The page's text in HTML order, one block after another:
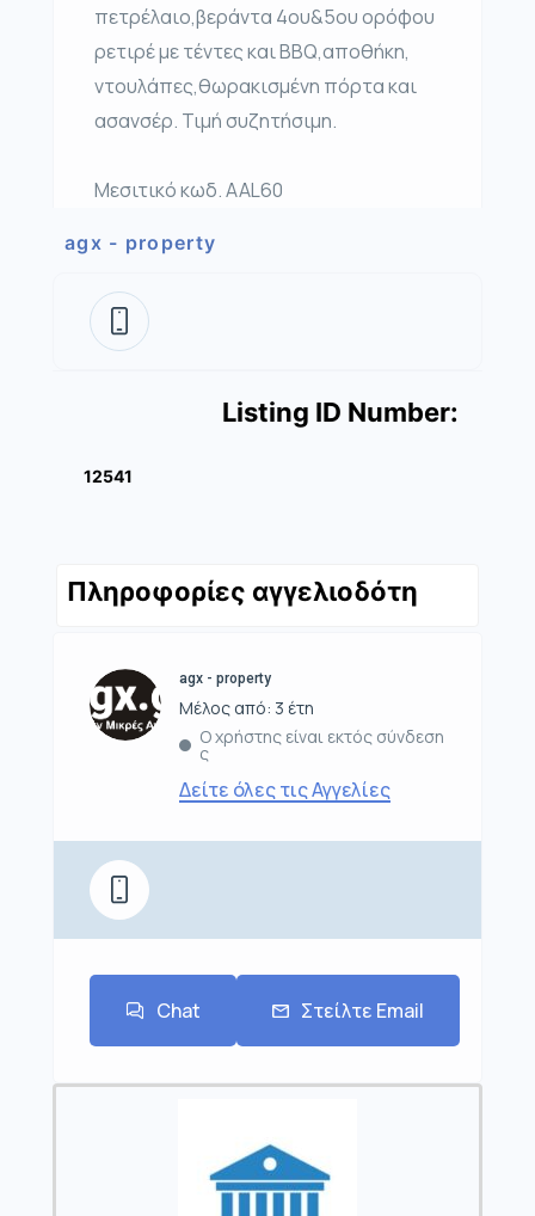
πετρέλαιο,βεράντα 4ου&5ου ορόφου
ρετιρέ με τέντες και BBQ,αποθήκη,
ντουλάπες,θωρακισμένη πόρτα και
ασανσέρ. Τιμή συζητήσιμη.
Μεσιτικό κωδ. AAL60
agx - property
Listing ID Number:
12541
Πληροφορίες αγγελιοδότη
agx - property
Μέλος από: 3 έτη
Ο χρήστης είναι εκτός σύνδεση
ς
Δείτε όλες τις Αγγελίες
Chat Στείλτε Email